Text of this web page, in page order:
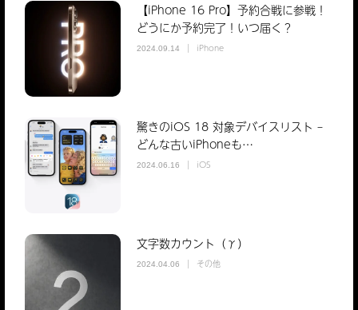
【iPhone 16 Pro】予約合戦に参戦！
どうにか予約完了！いつ届く？
2024.09.14 iPhone
驚きのiOS 18 対象デバイスリスト –
どんな古いiPhoneも…
2024.06.16 iOS
文字数カウント（γ）
2024.04.06 その他